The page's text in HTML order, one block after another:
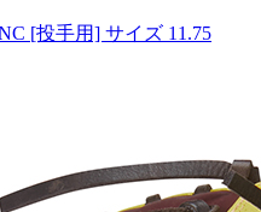
[投手用] サイズ 11.75